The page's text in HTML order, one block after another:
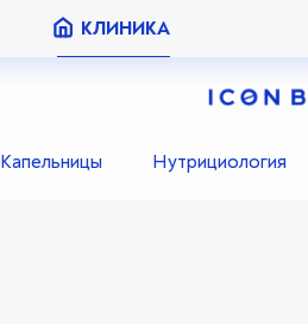
КЛИНИКА
Капельницы Нутрициология